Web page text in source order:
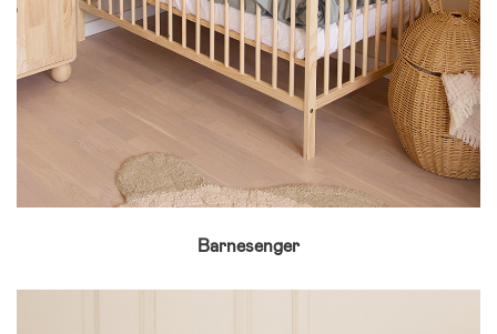
Barnesenger